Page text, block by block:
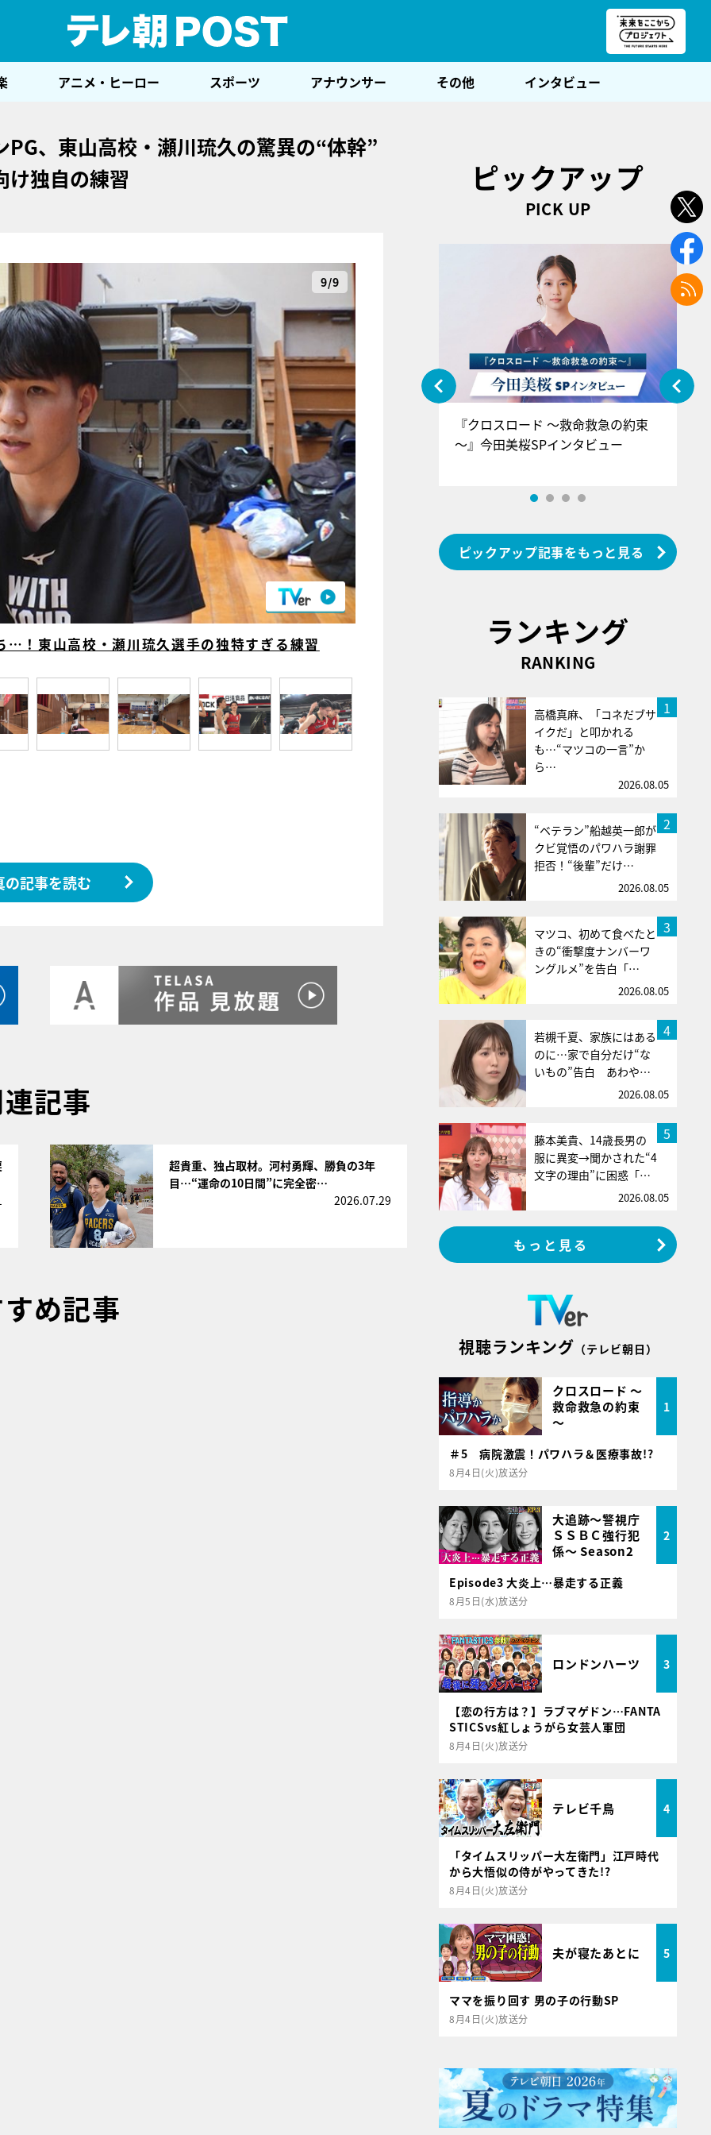
アニメ・ヒーロー スポーツ アナウンサー その他 インタビュー
PG、東山高校・瀬川琉久の驚異の“体幹”
け独自の練習
9/9
！東山高校・瀬川琉久選手の独特すぎる練習
の記事を読む
記事
超貴重、独占取材。河村勇輝、勝負の3年
目…“運命の10日間”に完全密…
2026.07.29
め記事
ピックアップ
PICK UP
『アイ＝ラブ！げーみんぐ』＝LOV
E齋藤樹愛羅＆佐々木舞香SPインタ
ビュー
『クロスロード ～救命救急の約束
～』今田美桜SPインタビュー
ピックアップ記事をもっと見る
ランキング
RANKING
1
高橋真麻、「コネだブサ
イクだ」と叩かれる
も…“マツコの一言”か
ら…
2026.08.05
2
“ベテラン”船越英一郎が
クビ覚悟のパワハラ謝罪
拒否！“後輩”だけ…
2026.08.05
3
マツコ、初めて食べたと
きの“衝撃度ナンバーワ
ングルメ”を告白「…
2026.08.05
4
若槻千夏、家族にはある
のに…家で自分だけ“な
いもの”告白 あわや…
2026.08.05
5
藤本美貴、14歳長男の
服に異変→聞かされた“4
文字の理由”に困惑「…
2026.08.05
もっと見る
視聴ランキング （テレビ朝日）
クロスロード ～
救命救急の約束
～
1
＃5 病院激震！パワハラ＆医療事故!?
8月4日(火)放送分
大追跡～警視庁
ＳＳＢＣ強行犯
係～ Season2
2
Episode3 大炎上…暴走する正義
8月5日(水)放送分
ロンドンハーツ 3
【恋の行方は？】ラブマゲドン…FANTA
STICSvs紅しょうがら女芸人軍団
8月4日(火)放送分
テレビ千鳥 4
「タイムスリッパー大左衛門」江戸時代
から大悟似の侍がやってきた!?
8月4日(火)放送分
夫が寝たあとに 5
ママを振り回す 男の子の行動SP
8月4日(火)放送分